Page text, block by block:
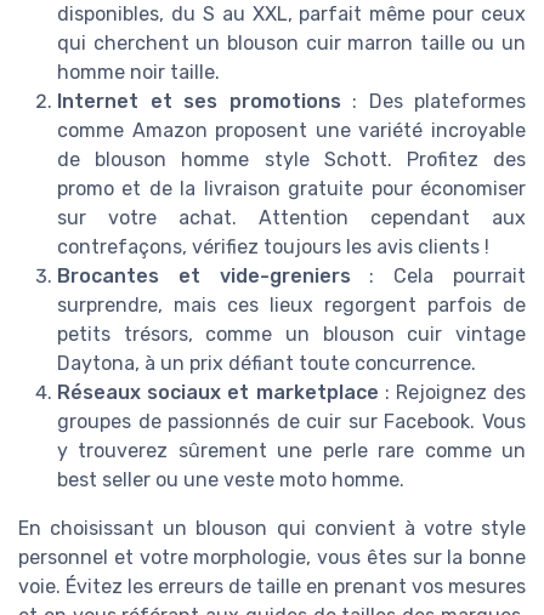
disponibles, du S au XXL, parfait même pour ceux
qui cherchent un blouson cuir marron taille ou un
homme noir taille.
Internet et ses promotions : Des plateformes
comme Amazon proposent une variété incroyable
de blouson homme style Schott. Profitez des
promo et de la livraison gratuite pour économiser
sur votre achat. Attention cependant aux
contrefaçons, vérifiez toujours les avis clients !
Brocantes et vide-greniers : Cela pourrait
surprendre, mais ces lieux regorgent parfois de
petits trésors, comme un blouson cuir vintage
Daytona, à un prix défiant toute concurrence.
Réseaux sociaux et marketplace : Rejoignez des
groupes de passionnés de cuir sur Facebook. Vous
y trouverez sûrement une perle rare comme un
best seller ou une veste moto homme.
En choisissant un blouson qui convient à votre style
personnel et votre morphologie, vous êtes sur la bonne
voie. Évitez les erreurs de taille en prenant vos mesures